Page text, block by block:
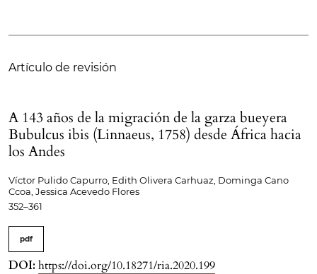
Artículo de revisión
A 143 años de la migración de la garza bueyera
Bubulcus ibis (Linnaeus, 1758) desde África hacia
los Andes
Víctor Pulido Capurro, Edith Olivera Carhuaz, Dominga Cano
Ccoa, Jessica Acevedo Flores
352–361
pdf
DOI: https://doi.org/10.18271/ria.2020.199